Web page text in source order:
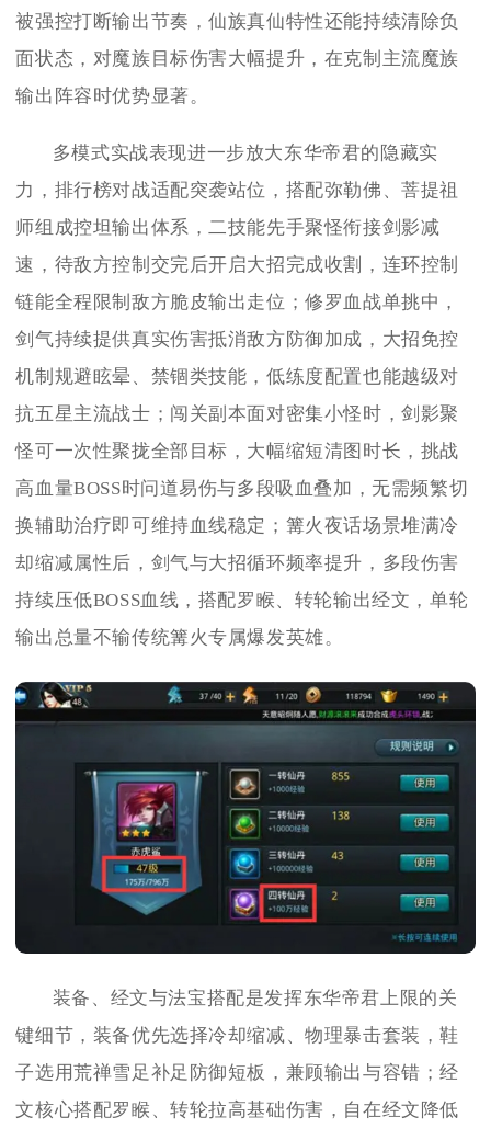
被强控打断输出节奏，仙族真仙特性还能持续清除负
面状态，对魔族目标伤害大幅提升，在克制主流魔族
输出阵容时优势显著。
多模式实战表现进一步放大东华帝君的隐藏实
力，排行榜对战适配突袭站位，搭配弥勒佛、菩提祖
师组成控坦输出体系，二技能先手聚怪衔接剑影减
速，待敌方控制交完后开启大招完成收割，连环控制
链能全程限制敌方脆皮输出走位；修罗血战单挑中，
剑气持续提供真实伤害抵消敌方防御加成，大招免控
机制规避眩晕、禁锢类技能，低练度配置也能越级对
抗五星主流战士；闯关副本面对密集小怪时，剑影聚
怪可一次性聚拢全部目标，大幅缩短清图时长，挑战
高血量BOSS时问道易伤与多段吸血叠加，无需频繁切
换辅助治疗即可维持血线稳定；篝火夜话场景堆满冷
却缩减属性后，剑气与大招循环频率提升，多段伤害
持续压低BOSS血线，搭配罗睺、转轮输出经文，单轮
输出总量不输传统篝火专属爆发英雄。
装备、经文与法宝搭配是发挥东华帝君上限的关
键细节，装备优先选择冷却缩减、物理暴击套装，鞋
子选用荒禅雪足补足防御短板，兼顾输出与容错；经
文核心搭配罗睺、转轮拉高基础伤害，自在经文降低